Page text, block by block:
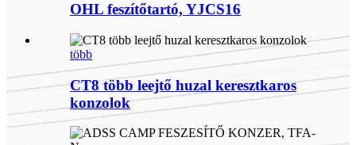
OHL feszítőtartó, YJCS16
több
CT8 több leejtő huzal keresztkaros
konzolok